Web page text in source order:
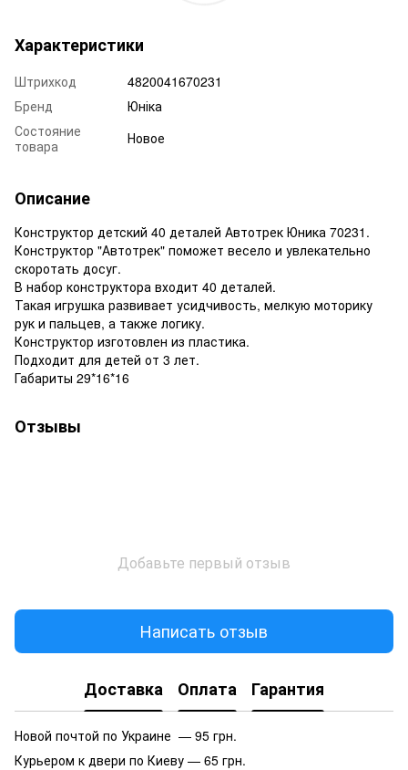
Характеристики
Штрихкод
4820041670231
Бренд
Юніка
Состояние
товара
Новое
Описание
Конструктор детский 40 деталей Автотрек Юника 70231.
Конструктор "Автотрек" поможет весело и увлекательно
скоротать досуг.
В набор конструктора входит 40 деталей.
Такая игрушка развивает усидчивость, мелкую моторику
рук и пальцев, а также логику.
Конструктор изготовлен из пластика.
Подходит для детей от 3 лет.
Габариты 29*16*16
Отзывы
Добавьте первый отзыв
Написать отзыв
Доставка Оплата Гарантия
Новой почтой по Украине — 95 грн.
Курьером к двери по Киеву — 65 грн.